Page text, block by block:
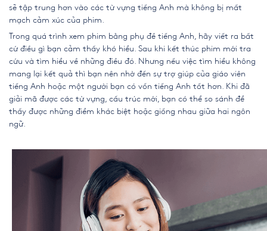
sẽ tập trung hơn vào các từ vựng tiếng Anh mà không bị mất
mạch cảm xúc của phim.
Trong quá trình xem phim bằng phụ đề tiếng Anh, hãy viết ra bất
cứ điều gì bạn cảm thấy khó hiểu. Sau khi kết thúc phim mới tra
cứu và tìm hiểu về những điều đó. Nhưng nếu việc tìm hiểu không
mang lại kết quả thì bạn nên nhờ đến sự trợ giúp của giáo viên
tiếng Anh hoặc một người bạn có vốn tiếng Anh tốt hơn. Khi đã
giải mã được các từ vựng, cấu trúc mới, bạn có thể so sánh để
thấy được những điểm khác biệt hoặc giống nhau giữa hai ngôn
ngữ.